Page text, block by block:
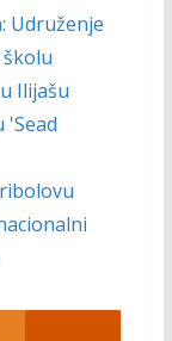
Udruženje
Ilijašu
'Sead